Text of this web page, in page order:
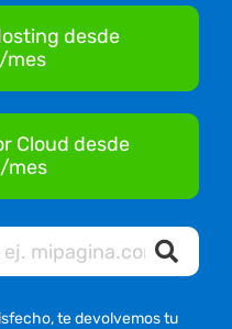
desde
mes
Cloud desde
mes
te devolvemos tu